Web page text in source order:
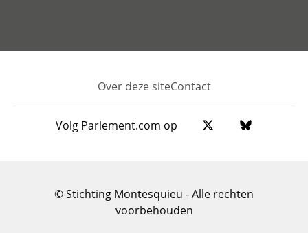
Footer
Over deze siteContact
Volg Parlement.com op
© Stichting Montesquieu - Alle rechten
voorbehouden